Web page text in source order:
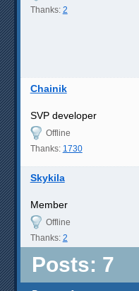
Thanks: 2
Chainik
SVP developer
Offline
Thanks: 1730
Skykila
Member
Offline
Thanks: 2
Posts: 7